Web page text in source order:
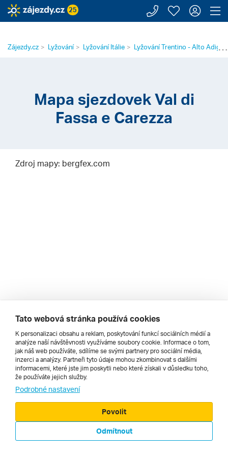
25 Zavolejte
Moje
⋯
Zájezdy.cz Lyžování Lyžování Itálie Lyžování Trentino - Alto Adige
Mapa sjezdovek Val di
Fassa e Carezza
Zdroj mapy: bergfex.com
© 2000 - 2026, Zájezdy.cz
Tato webová stránka používá cookies
K personalizaci obsahu a reklam, poskytování funkcí sociálních médií a
analýze naší návštěvnosti využíváme soubory cookie. Informace o tom,
jak náš web používáte, sdílíme se svými partnery pro sociální média,
inzerci a analýzy. Partneři tyto údaje mohou zkombinovat s dalšími
informacemi, které jste jim poskytli nebo které získali v důsledku toho,
že používáte jejich služby.
Podrobné nastavení
Odmítnout
Povolit